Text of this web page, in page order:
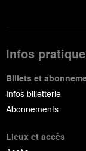
Infos
Billets et
Infos billetterie
Abonnements
Lieux et accès